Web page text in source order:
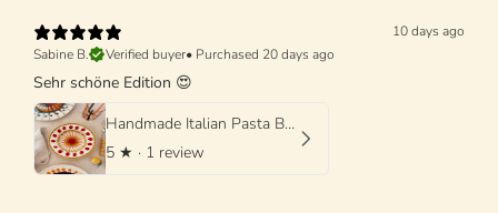
10 days ago
Sabine B.
Verified buyer• Purchased 20 days ago
Sehr schöne Edition 😍
Handmade Italian Pasta Bowl 25 cm | Cappello di Prete "Mutti Edition"
5 ★ · 1 review